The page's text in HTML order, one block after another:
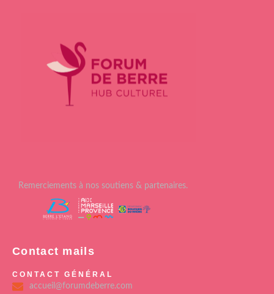
Remerciements à nos soutiens & partenaires.
Contact mails
CONTACT GÉNÉRAL
accueil@forumdeberre.com